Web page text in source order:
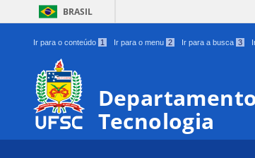
BRASIL
Ir para o conteúdo 1 Ir para o menu 2 Ir para a busca 3
Tecnologia